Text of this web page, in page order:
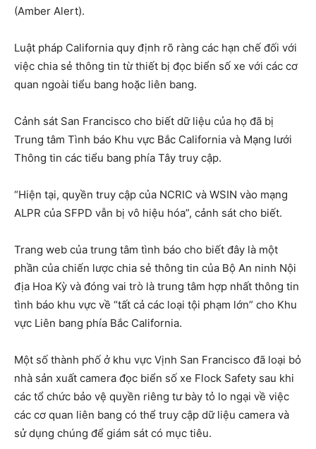
(Amber Alert).
Luật pháp California quy định rõ ràng các hạn chế đối với
việc chia sẻ thông tin từ thiết bị đọc biển số xe với các cơ
quan ngoài tiểu bang hoặc liên bang.
Cảnh sát San Francisco cho biết dữ liệu của họ đã bị
Trung tâm Tình báo Khu vực Bắc California và Mạng lưới
Thông tin các tiểu bang phía Tây truy cập.
“Hiện tại, quyền truy cập của NCRIC và WSIN vào mạng
ALPR của SFPD vẫn bị vô hiệu hóa”, cảnh sát cho biết.
Trang web của trung tâm tình báo cho biết đây là một
phần của chiến lược chia sẻ thông tin của Bộ An ninh Nội
địa Hoa Kỳ và đóng vai trò là trung tâm hợp nhất thông tin
tình báo khu vực về “tất cả các loại tội phạm lớn” cho Khu
vực Liên bang phía Bắc California.
Một số thành phố ở khu vực Vịnh San Francisco đã loại bỏ
nhà sản xuất camera đọc biển số xe Flock Safety sau khi
các tổ chức bảo vệ quyền riêng tư bày tỏ lo ngại về việc
các cơ quan liên bang có thể truy cập dữ liệu camera và
sử dụng chúng để giám sát có mục tiêu.